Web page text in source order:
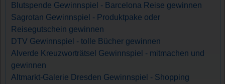
Blutspende Gewinnspiel - Barcelona Reise gewinnen
Sagrotan Gewinnspiel - Produktpake oder
Reisegutschein gewinnen
DTV Gewinnspiel - tolle Bücher gewinnen
Alverde Kreuzworträtsel Gewinnspiel - mitmachen und
gewinnen
Altmarkt-Galerie Dresden Gewinnspiel - Shopping